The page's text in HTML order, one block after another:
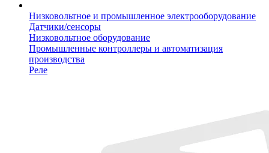
Низковольтное и промышленное электрооборудование
Датчики/сенсоры
Низковольтное оборудование
Промышленные контроллеры и автоматизация
производства
Реле